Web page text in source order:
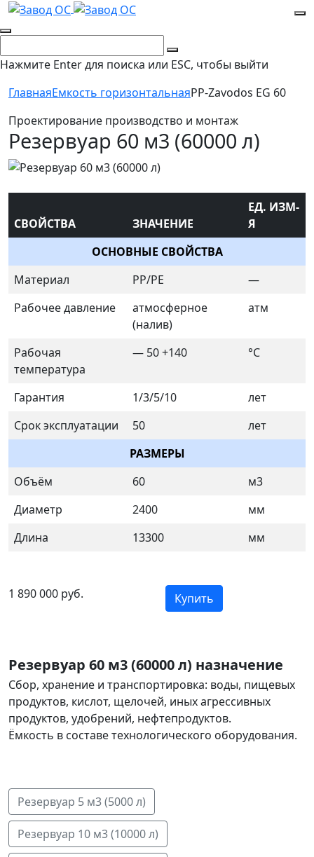
Нажмите Enter для поиска или ESC, чтобы выйти
ГлавнаяЕмкость горизонтальнаяPP-Zavodos EG 60
Проектирование производство и монтаж
Резервуар 60 м3 (60000 л)
СВОЙСТВА ЗНАЧЕНИЕ
ЕД. ИЗМ-
Я
ОСНОВНЫЕ СВОЙСТВА
Материал
PP/PE
—
Рабочее давление
атмосферное
(налив)
атм
Рабочая
температура
— 50 +140 °C
Гарантия 1/3/5/10
лет
Срок эксплуатации
50
лет
РАЗМЕРЫ
Объём
60
м3
Диаметр
2400
мм
Длина
13300 мм
1 890 000 руб. Купить
Резервуар 60 м3 (60000 л) назначение
Сбор, хранение и транспортировка: воды, пищевых
продуктов, кислот, щелочей, иных агрессивных
продуктов, удобрений, нефтепродуктов.
Ёмкость в составе технологического оборудования.
Резервуар 5 м3 (5000 л)
Резервуар 10 м3 (10000 л)